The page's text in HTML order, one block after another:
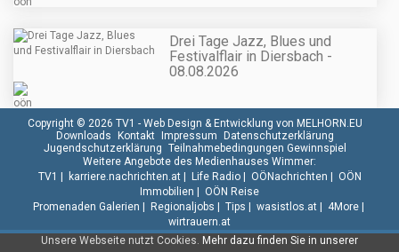
Drei Tage Jazz, Blues und
Festivalflair in Diersbach -
08.08.2026
Unsere Webseite nutzt Cookies. Mehr dazu finden Sie in unserer
Copyright © 2026 TV1 - Web Design & Entwicklung von MELHORN.EU
Downloads
Kontakt Impressum
Datenschutzerklärung
Jugendschutzerklärung Teilnahmebedingungen Gewinnspiel
Weitere Angebote des Medienhauses Wimmer:
TV1
karriere.nachrichten.at| Life Radio| OÖNachrichten
OÖN
Immobilien
OÖN Reise
Promenaden Galerien
Regionaljobs Tips wasistlos.at| 4More|
wirtrauern.at